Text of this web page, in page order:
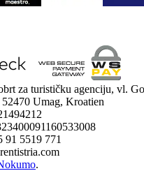
za turističku agenciju, vl.
Umag, Kroatien
91 5519 771
.